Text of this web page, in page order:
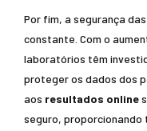
Por fim, a segurança
constante. Com o
laboratórios têm
proteger os dados dos
aos resultados online
seguro,